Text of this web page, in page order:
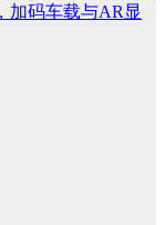
加码车载与AR显